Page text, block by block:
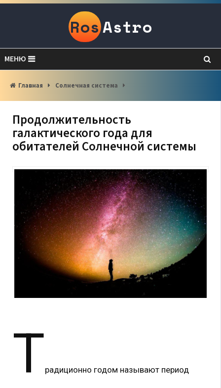
RosAstro
МЕНЮ
Главная Солнечная система
Продолжительность
галактического года для
обитателей Солнечной системы
Традиционно годом называют период